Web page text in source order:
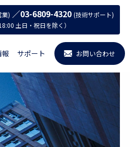
業) ／03-6809-4320 (技術サポート)
土日・祝日を除く）
サポート お問い合わせ